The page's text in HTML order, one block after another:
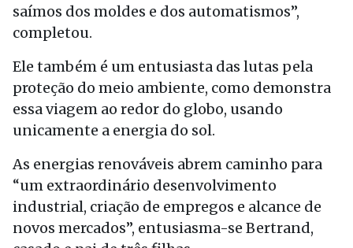
saímos dos moldes e dos automatismos”,
completou.
Ele também é um entusiasta das lutas pela
proteção do meio ambiente, como demonstra
essa viagem ao redor do globo, usando
unicamente a energia do sol.
As energias renováveis abrem caminho para
“um extraordinário desenvolvimento
industrial, criação de empregos e alcance de
novos mercados”, entusiasma-se Bertrand,